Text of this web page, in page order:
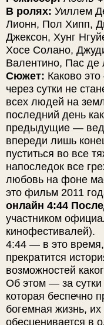
В ролях: Уиллем
Лионн, Пол Хипп,
Джексон, Хунг
Хосе Солано,
Валентино, Пас де
Сюжет: Каково
через сутки не
всех людей на
последний день
предыдущие —
впереди лишь
пуститься во все
напоследок все
любовь на фоне
это фильм 2011
онлайн 4:44
участником
кинофестивалей).
4:44 — в это время,
прекратится
возможностей
Об этом — за
которая беспечно
богемная жизнь,
обесценивается в